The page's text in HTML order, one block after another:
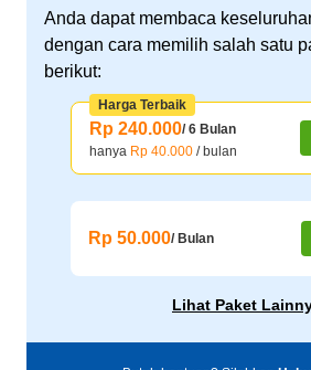
Anda dapat membaca
dengan cara memilih salah satu
berikut:
Rp 240.000/ 6 Bulan
hanya Rp 40.000 / bulan
Harga Terbaik
Rp 50.000/ Bulan
Lihat Paket